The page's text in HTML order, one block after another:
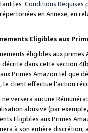
les Conditions Requises
en Annexe, en
Eligibles aux
éligibles aux primes
décrite dans cette section
Primes Amazon tel que
le client effectue l'action
ne versera aucune
abusive (par
Eligibles aux Primes
à son entière discrétion,